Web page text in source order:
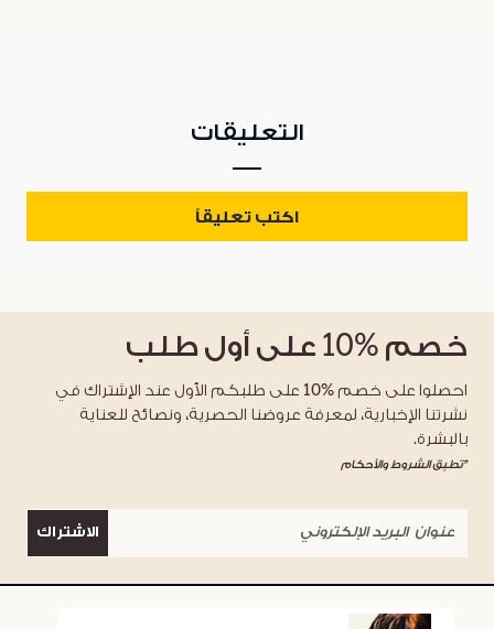
التعليقات
اكتب تعليقاً
خصم %10 على أول طلب
احصلوا على خصم %10 على طلبكم الأول عند الإشتراك في
نشرتنا الإخبارية، لمعرفة عروضنا الحصرية، ونصائح للعناية
بالبشرة.
*تطبق الشروط والأحكام
الاشتراك